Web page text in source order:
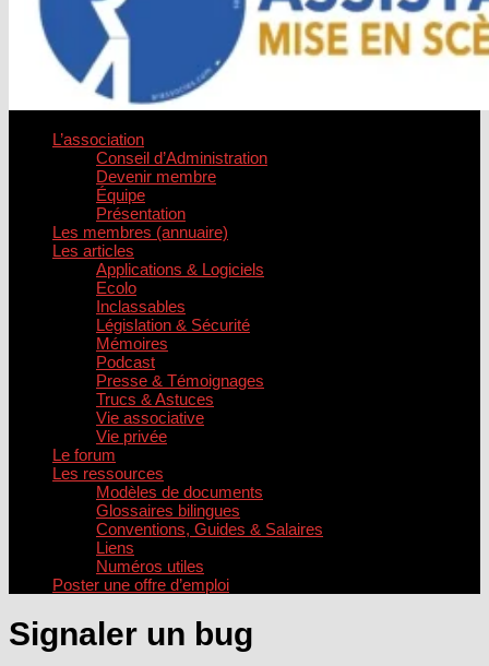
L’association
Conseil d’Administration
Devenir membre
Équipe
Présentation
Les membres (annuaire)
Les articles
Applications & Logiciels
Ecolo
Inclassables
Législation & Sécurité
Mémoires
Podcast
Presse & Témoignages
Trucs & Astuces
Vie associative
Vie privée
Le forum
Les ressources
Modèles de documents
Glossaires bilingues
Conventions, Guides & Salaires
Liens
Numéros utiles
Poster une offre d’emploi
Signaler un bug